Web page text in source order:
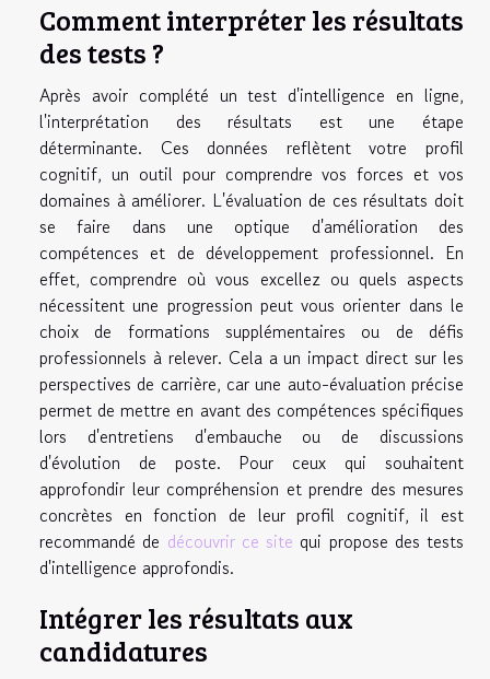
Comment interpréter les résultats
des tests ?
Après avoir complété un test d'intelligence en ligne,
l'interprétation des résultats est une étape
déterminante. Ces données reflètent votre profil
cognitif, un outil pour comprendre vos forces et vos
domaines à améliorer. L'évaluation de ces résultats doit
se faire dans une optique d'amélioration des
compétences et de développement professionnel. En
effet, comprendre où vous excellez ou quels aspects
nécessitent une progression peut vous orienter dans le
choix de formations supplémentaires ou de défis
professionnels à relever. Cela a un impact direct sur les
perspectives de carrière, car une auto-évaluation précise
permet de mettre en avant des compétences spécifiques
lors d'entretiens d'embauche ou de discussions
d'évolution de poste. Pour ceux qui souhaitent
approfondir leur compréhension et prendre des mesures
concrètes en fonction de leur profil cognitif, il est
recommandé de découvrir ce site qui propose des tests
d'intelligence approfondis.
Intégrer les résultats aux
candidatures